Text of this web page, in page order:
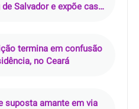
Salvador e expõe caso:
termina em confusão
no Ceará
suposta amante em via